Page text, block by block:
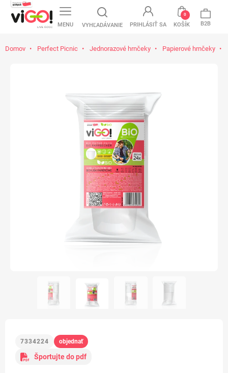
MENU VYHĽADÁVANIE PRIHLÁSIŤ SA KOŠÍK
0
B2B
Domov Perfect Picnic Jednorazové hrnčeky Papierové hrnčeky
7334224 objednať
Športujte do pdf